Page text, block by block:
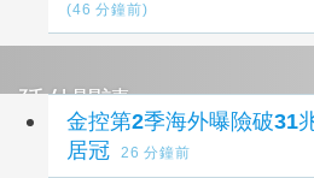
(46 分鐘前)
延伸閱讀
金控第2季海外曝險破
居冠
26 分鐘前